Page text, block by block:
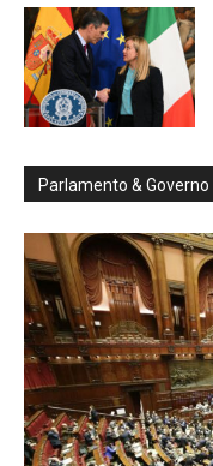
Parlamento & Governo